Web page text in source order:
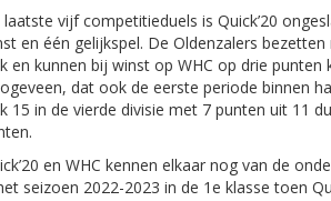
laatste vijf competitieduels is Quick’20
en één gelijkspel. De Oldenzalers
en kunnen bij winst op WHC op drie punten
dat ook de eerste periode binnen
15 in de vierde divisie met 7 punten uit 11
en WHC kennen elkaar nog van de
seizoen 2022-2023 in de 1e klasse toen